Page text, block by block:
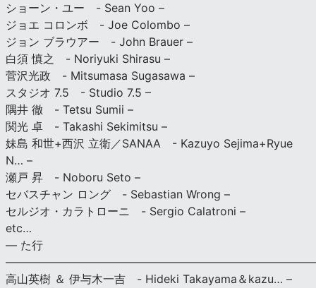
ショーン・ユー - Sean Yoo –
ジョエ コロンボ - Joe Colombo –
ジョン ブラウアー - John Brauer –
白須 慎之 - Noriyuki Shirasu –
菅沢光政 - Mitsumasa Sugasawa –
スタジオ 7.5 - Studio 7.5 –
隅井 徹 - Tetsu Sumii –
関光 卓 - Takashi Sekimitsu –
妹島 和世+西沢 立衛／SANAA - Kazuyo Sejima+Ryue
N… –
瀬戸 昇 - Noboru Seto –
セバスチャン ロング - Sebastian Wrong –
セルジオ・カラトローニ - Sergio Calatroni –
etc…
— た行
高山英樹 ＆ 伊与木一吉 - Hideki Takayama＆kazu… –